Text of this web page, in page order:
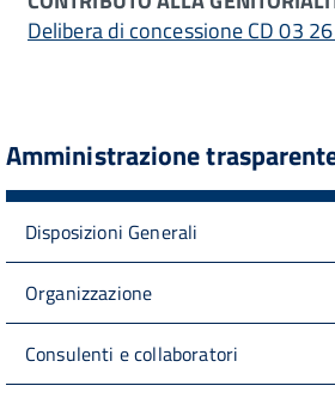
Delibera di concessione CD 03
Amministrazione
Disposizioni Generali
Organizzazione
Consulenti e collaboratori